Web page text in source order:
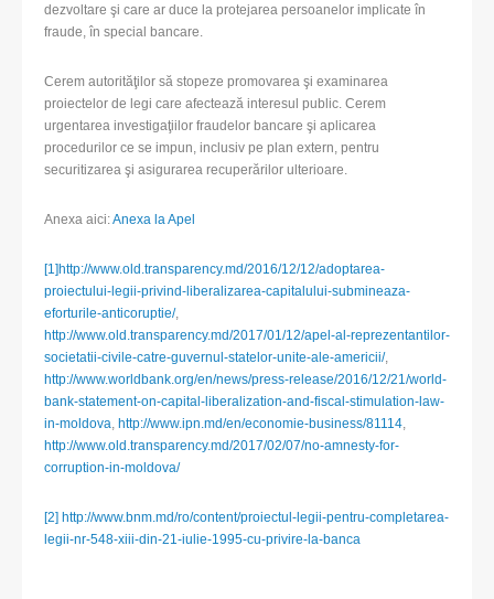
dezvoltare şi care ar duce la protejarea persoanelor implicate în
fraude, în special bancare.
Cerem autorităţilor să stopeze promovarea şi examinarea
proiectelor de legi care afectează interesul public. Cerem
urgentarea investigaţiilor fraudelor bancare şi aplicarea
procedurilor ce se impun, inclusiv pe plan extern, pentru
securitizarea şi asigurarea recuperărilor ulterioare.
Anexa aici:Anexa la Apel
[1] http://www.old.transparency.md/2016/12/12/adoptarea-
proiectului-legii-privind-liberalizarea-capitalului-submineaza-
eforturile-anticoruptie/,
http://www.old.transparency.md/2017/01/12/apel-al-reprezentantilor-
societatii-civile-catre-guvernul-statelor-unite-ale-americii/,
http://www.worldbank.org/en/news/press-release/2016/12/21/world-
bank-statement-on-capital-liberalization-and-fiscal-stimulation-law-
in-moldova, http://www.ipn.md/en/economie-business/81114,
http://www.old.transparency.md/2017/02/07/no-amnesty-for-
corruption-in-moldova/
[2] http://www.bnm.md/ro/content/proiectul-legii-pentru-completarea-
legii-nr-548-xiii-din-21-iulie-1995-cu-privire-la-banca